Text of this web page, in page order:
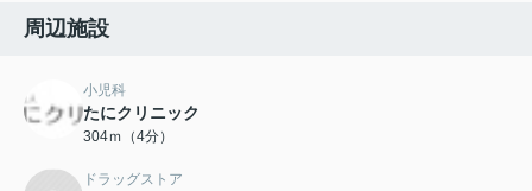
周辺施設
小児科
たにクリニック
304ｍ（4分）
ドラッグストア